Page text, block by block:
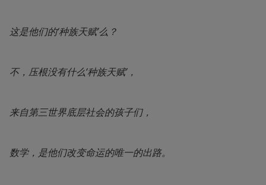
这是他们的‘种族天赋’么？
不，压根没有什么‘种族天赋’，
来自第三世界底层社会的孩子们，
数学，是他们改变命运的唯一的出路。